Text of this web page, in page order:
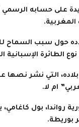
على حسابه الرسمي
حول سبب السماح
الطائرة الإسبانية
التي نشر نصها
ام لا.
بول كاغامي،
بوريطة.